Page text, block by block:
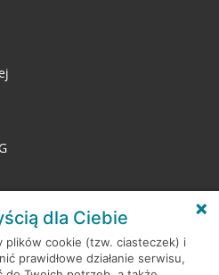
dla Ciebie
plików cookie (tzw. ciasteczek) i
prawidłowe działanie serwisu,